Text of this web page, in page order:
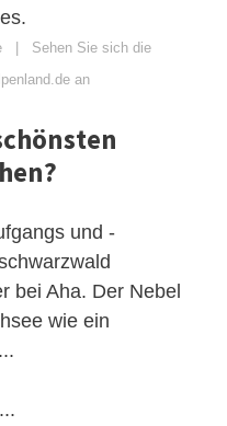
| Sehen Sie sich die
an
und -
bei Aha. Der Nebel
wie ein